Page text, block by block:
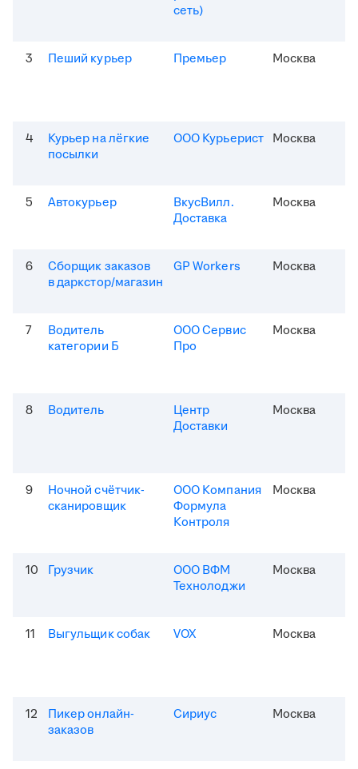
сеть)
3 Пеший курьер Премьер Москва
4
Курьер на лёгкие
посылки
ООО Курьерист Москва
5 Автокурьер
ВкусВилл.
Доставка
Москва
6
Сборщик заказов
в даркстор/магазин
GP Workers Москва
7
Водитель
категории Б
ООО Сервис
Про
Москва
8 Водитель
Центр
Доставки
Москва
9
Ночной счётчик-
сканировщик
ООО Компания
Формула
Контроля
Москва
10 Грузчик
ООО ВФМ
Технолоджи
Москва
11 Выгульщик собак VOX Москва
12
Пикер онлайн-
заказов
Сириус Москва